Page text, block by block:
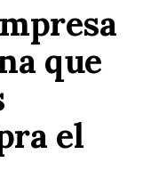
que
el